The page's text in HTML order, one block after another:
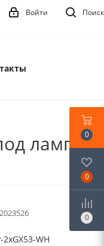
Поиск
Войти
лампу
WH
0
0
0